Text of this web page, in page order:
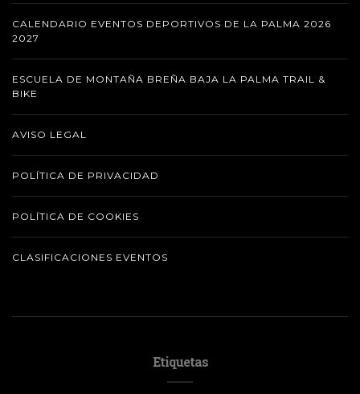
CALENDARIO EVENTOS DEPORTIVOS DE LA PALMA 2026
2027
ESCUELA DE MONTAÑA BREÑA BAJA LA PALMA TRAIL &
BIKE
AVISO LEGAL
POLÍTICA DE PRIVACIDAD
POLÍTICA DE COOKIES
CLASIFICACIONES EVENTOS
Etiquetas